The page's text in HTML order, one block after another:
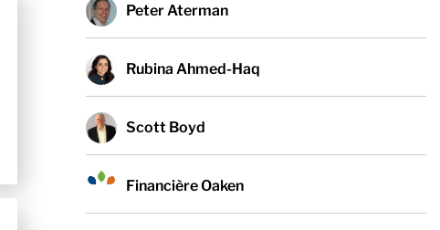
Peter Aterman
Rubina Ahmed-Haq
Scott Boyd
Financière Oaken